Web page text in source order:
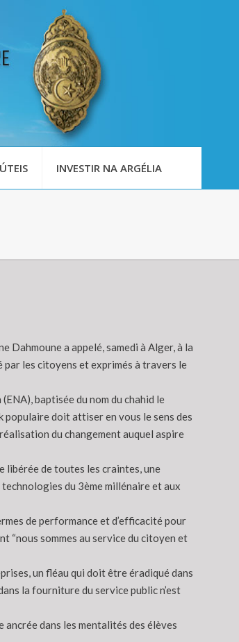
INVESTIR NA ARGÉLIA
Dahmoune a appelé, samedi à Alger, à la
par les citoyens et exprimés à travers le
baptisée du nom du chahid le
populaire doit attiser en vous le sens des
du changement auquel aspire
libérée de toutes les craintes, une
du 3ème millénaire et aux
de performance et d’efficacité pour
“nous sommes au service du citoyen et
un fléau qui doit être éradiqué dans
la fourniture du service public n’est
dans les mentalités des élèves